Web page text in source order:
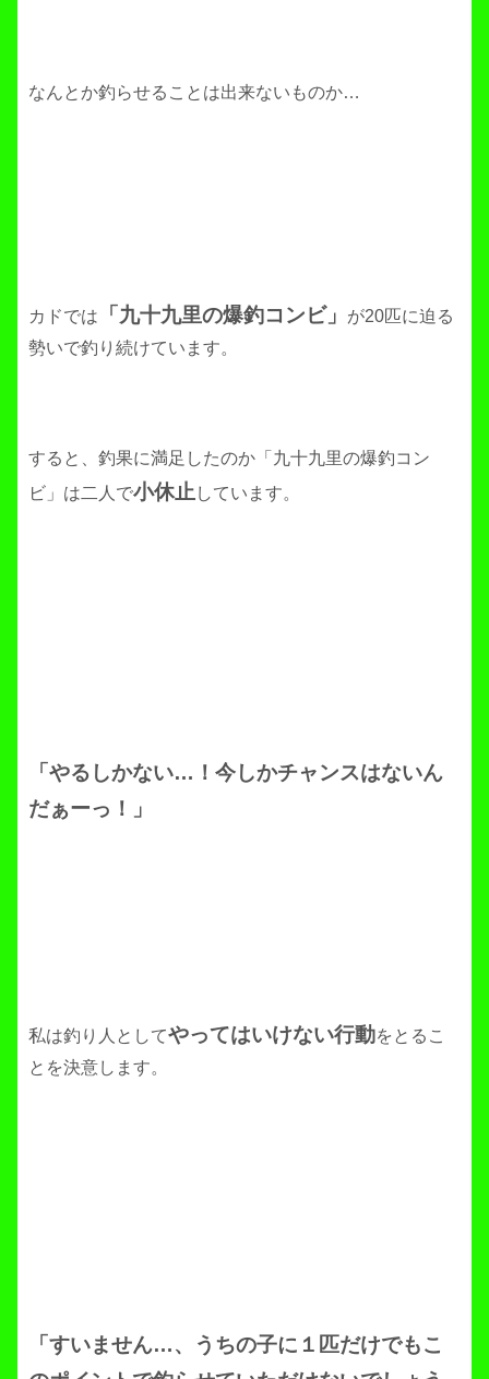
なんとか釣らせることは出来ないものか…
カドでは 「九十九里の爆釣コンビ」
が20匹に迫る
勢いで釣り続けています。
すると、釣果に満足したのか「九十九里の爆釣コン
ビ」は二人で小休止 しています。
「やるしかない…！今しかチャンスはないん
だぁーっ！」
私は釣り人としてやってはいけない行動をとるこ
とを決意します。
「すいません…、うちの子に１匹だけでもこ